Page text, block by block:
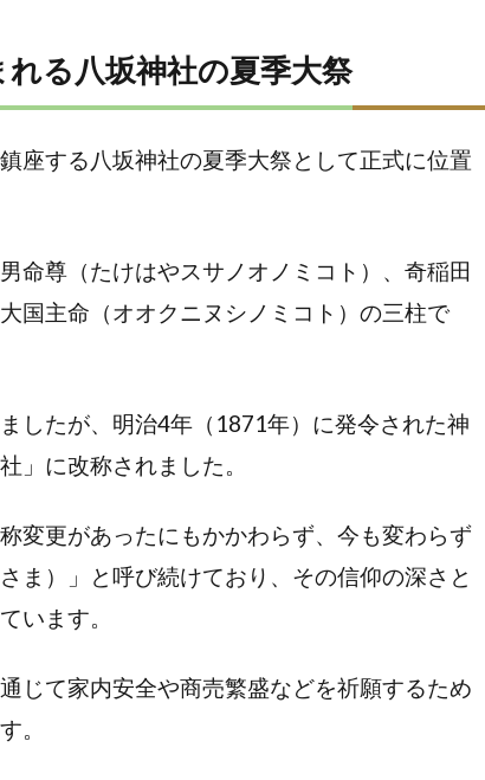
れる八坂神社の夏季大祭
座する八坂神社の夏季大祭として正式に位置
命尊（たけはやスサノオノミコト）、奇稲田
国主命（オオクニヌシノミコト）の三柱で
したが、明治4年（1871年）に発令された神
」に改称されました。
変更があったにもかかわらず、今も変わらず
ま）」と呼び続けており、その信仰の深さと
います。
じて家内安全や商売繁盛などを祈願するため
。